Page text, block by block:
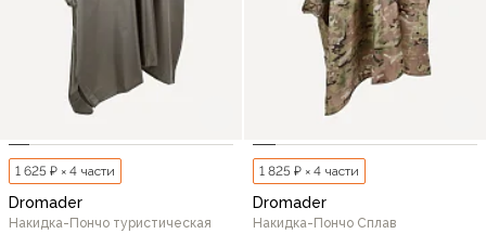
1 625 ₽ × 4 части
Dromader
Накидка-Пончо туристическая
1 825 ₽ × 4 части
Dromader
Накидка-Пончо Сплав